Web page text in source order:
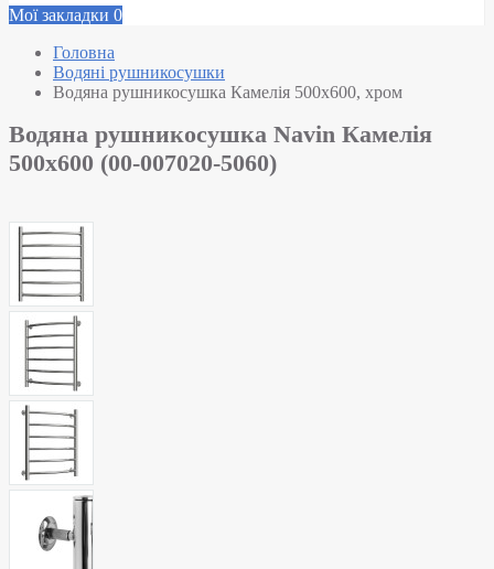
Мої закладки 0
Головна
Водяні рушникосушки
Водяна рушникосушка Камелія 500х600, хром
Водяна рушникосушка Navin Камелія
500х600 (00-007020-5060)